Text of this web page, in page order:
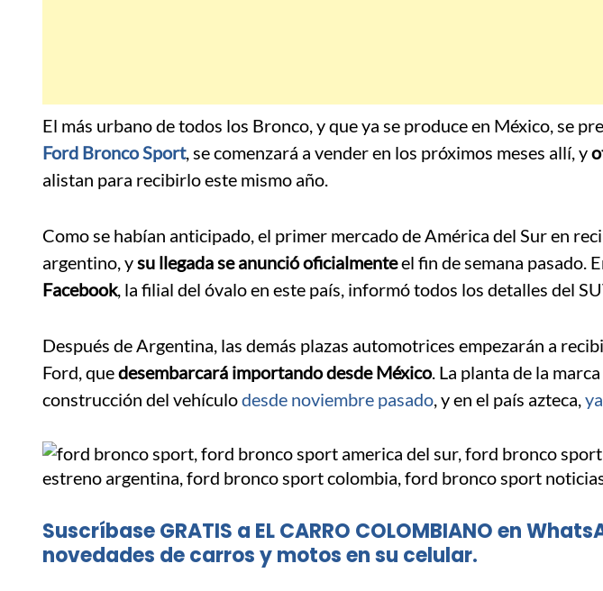
El más urbano de todos los Bronco, y que ya se produce en México, se
Ford Bronco Sport, se comenzará a vender en los próximos meses allí, y
alistan para recibirlo este mismo año.
Como se habían anticipado, el primer mercado de América del Sur en
argentino, ysu llegada se anunció oficialmenteel fin de semana pasado.
Facebook, la filial del óvalo en este país, informó todos los detalles del
Después de Argentina, las demás plazas automotrices empezarán a
Ford, quedesembarcará importando desde México. La planta de la
construcción del vehículodesde noviembre pasado, y en el país azteca,
Suscríbase GRATIS a EL CARRO COLOMBIANO en
novedades de carros y motos en su celular.